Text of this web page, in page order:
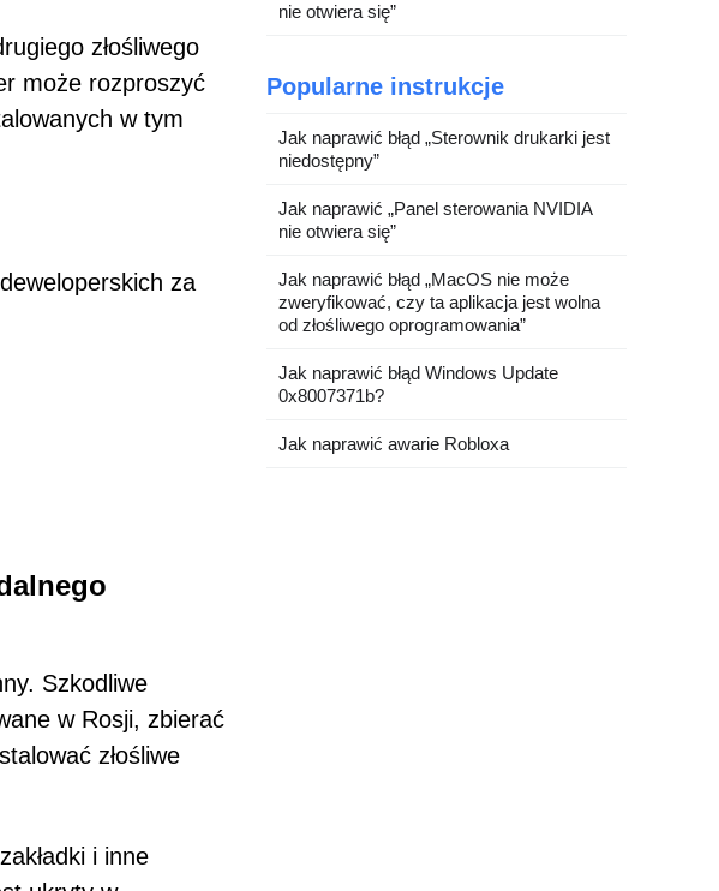
złośliwego
może rozproszyć
w tym
za
Szkodliwe
w Rosji, zbierać
złośliwe
i inne
nie otwiera się”
Popularne instrukcje
Jak naprawić błąd „Sterownik drukarki jest
niedostępny”
Jak naprawić „Panel sterowania NVIDIA
nie otwiera się”
Jak naprawić błąd „MacOS nie może
zweryfikować, czy ta aplikacja jest wolna
od złośliwego oprogramowania”
Jak naprawić błąd Windows Update
0x8007371b?
Jak naprawić awarie Robloxa